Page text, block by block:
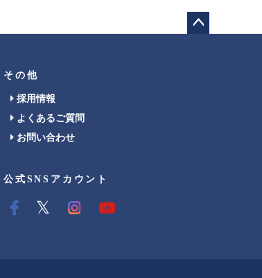
その他
採用情報
よくあるご質問
お問い合わせ
公式SNSアカウント